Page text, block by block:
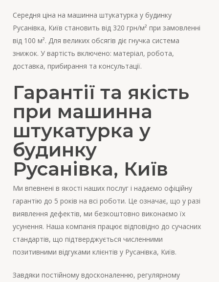
Середня ціна на машинна штукатурка у будинку
Русанівка, Київ становить від 320 грн/м² при замовленні
від 100 м². Для великих обсягів діє гнучка система
знижок. У вартість включено: матеріал, робота,
доставка, прибирання та консультації.
Гарантії та якість
при машинна
штукатурка у
будинку
Русанівка, Київ
Ми впевнені в якості наших послуг і надаємо офіційну
гарантію до 5 років на всі роботи. Це означає, що у разі
виявлення дефектів, ми безкоштовно виконаємо їх
усунення. Наша компанія працює відповідно до сучасних
стандартів, що підтверджується численними
позитивними відгуками клієнтів у Русанівка, Київ.
Завдяки постійному вдосконаленню, регулярному